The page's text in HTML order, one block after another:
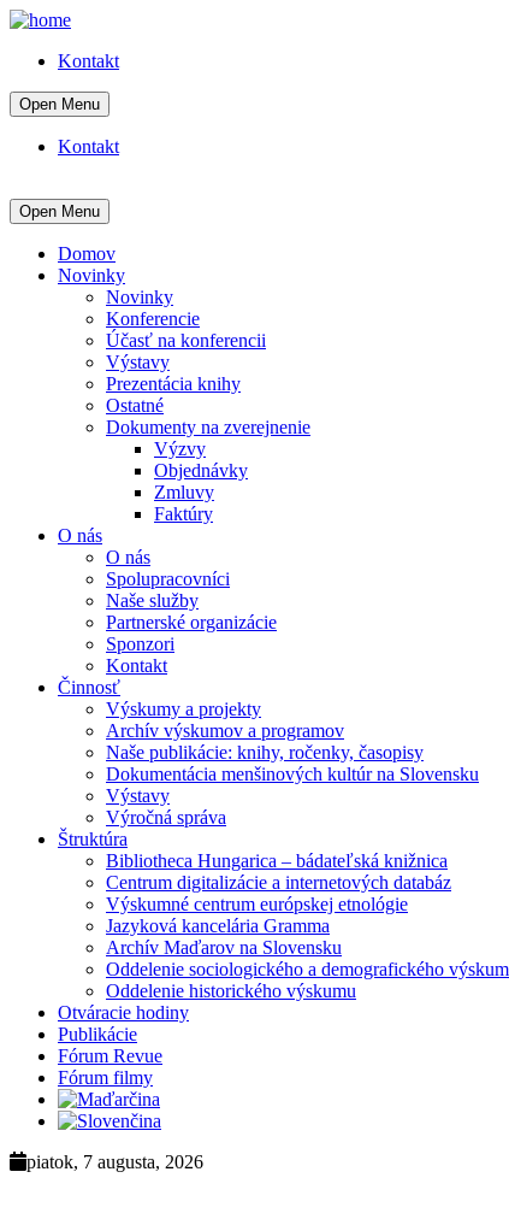
Kontakt
Open Menu
Kontakt
Open Menu
Domov
Novinky
Novinky
Konferencie
Účasť na konferencii
Výstavy
Prezentácia knihy
Ostatné
Dokumenty na zverejnenie
Výzvy
Objednávky
Zmluvy
Faktúry
O nás
O nás
Spolupracovníci
Naše služby
Partnerské organizácie
Sponzori
Kontakt
Činnosť
Výskumy a projekty
Archív výskumov a programov
Naše publikácie: knihy, ročenky, časopisy
Dokumentácia menšinových kultúr na Slovensku
Výstavy
Výročná správa
Štruktúra
Bibliotheca Hungarica – bádateľská knižnica
Centrum digitalizácie a internetových databáz
Výskumné centrum európskej etnológie
Jazyková kancelária Gramma
Archív Maďarov na Slovensku
Oddelenie sociologického a demografického
Oddelenie historického výskumu
Otváracie hodiny
Publikácie
Fórum Revue
Fórum filmy
piatok, 7 augusta, 2026